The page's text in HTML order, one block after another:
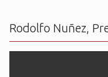
Rodolfo Nuñez,